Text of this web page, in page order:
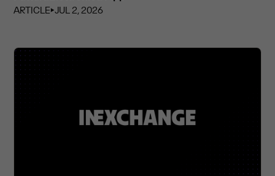
ARTICLE⏵JUL 2, 2026